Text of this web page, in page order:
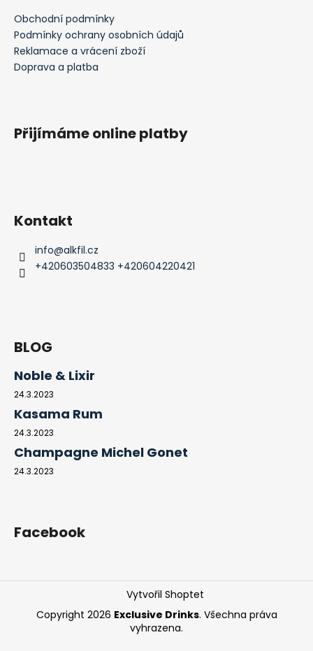
Obchodní podmínky
Podmínky ochrany osobních údajů
Reklamace a vrácení zboží
Doprava a platba
Přijímáme online platby
Kontakt
info@alkfil.cz
+420603504833 +420604220421
BLOG
Noble & Lixir
24.3.2023
Kasama Rum
24.3.2023
Champagne Michel Gonet
24.3.2023
Facebook
Vytvořil Shoptet
Copyright 2026 Exclusive Drinks. Všechna práva
vyhrazena.